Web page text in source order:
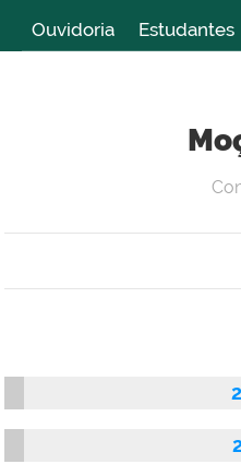
Ouvidoria
Estudantes